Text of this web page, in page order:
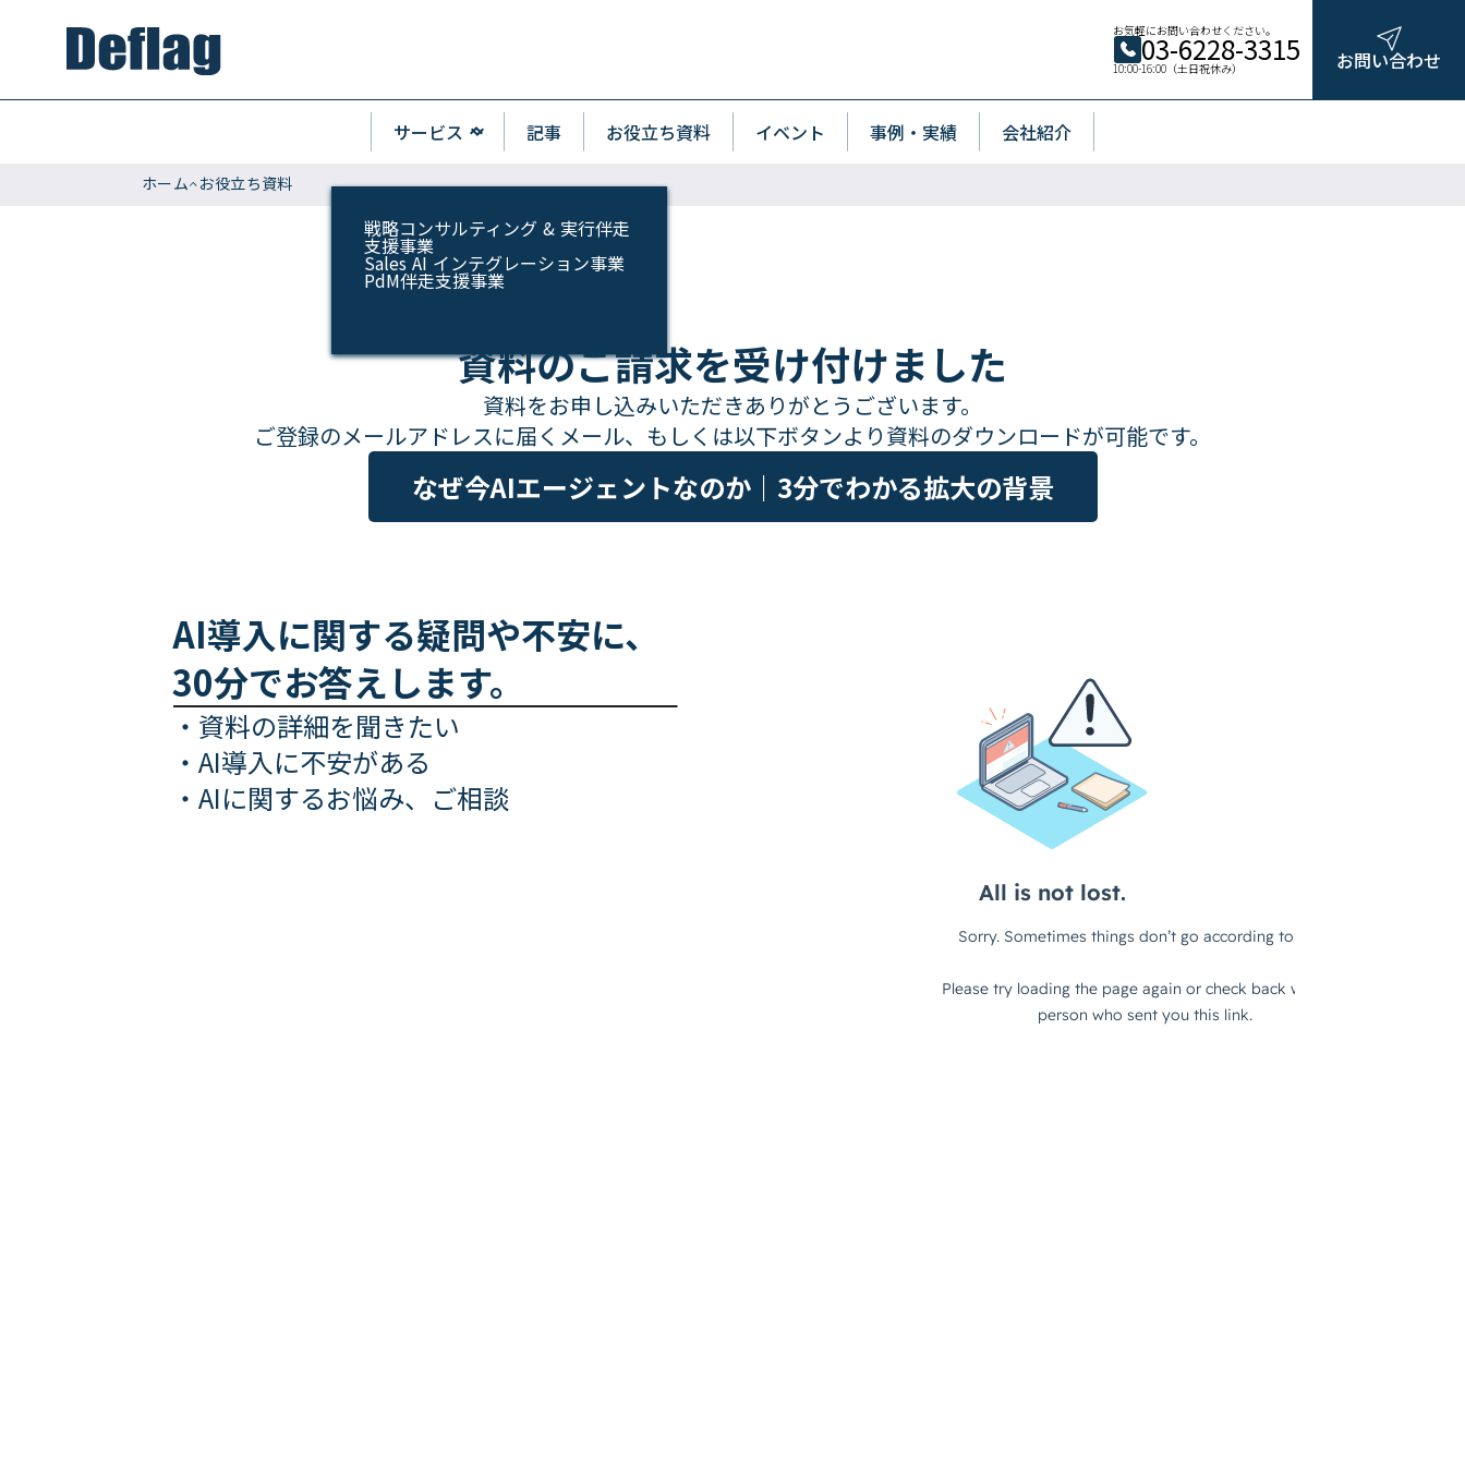
お気軽にお問い合わせください。
03-6228-3315
10:00-16:00（土日祝休み） お問い合わせ
サービス keyboard_arrow_down
keyboard_arrow_up
戦略コンサルティング & 実行伴走
支援事業
Sales AI インテグレーション事業
PdM伴走支援事業
記事 お役立ち資料 イベント 事例・実績 会社紹介
ホーム お役立ち資料
資料のご請求を受け付けました
資料をお申し込みいただきありがとうございます。
ご登録のメールアドレスに届くメール、もしくは以下ボタンより資料のダウンロードが可能です。
なぜ今AIエージェントなのか｜3分でわかる拡大の背景
AI導入に関する疑問や不安に、
30分でお答えします。
・資料の詳細を聞きたい
・AI導入に不安がある
・AIに関するお悩み、ご相談